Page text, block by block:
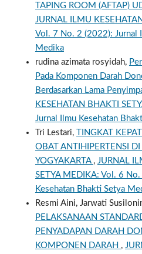
TAPING ROOM (AFTAP)
JURNAL ILMU
Vol. 7 No. 2 (2022): Jurnal
Medika
rudina azimata rosyidah,
Pada Komponen Darah
Berdasarkan Lama
KESEHATAN BHAKTI
Jurnal Ilmu Kesehatan
Tri Lestari,
TINGKAT
OBAT ANTIHIPERTENSI DI
YOGYAKARTA , JURNAL
SETYA MEDIKA: Vol. 6
Kesehatan Bhakti Setya
Resmi Aini, Jarwati
PELAKSANAAN
PENYADAPAN DARAH
KOMPONEN DARAH ,